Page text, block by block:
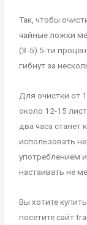
Так, чтобы
чайные ложки
(3-5) 5-ти
гибнут за
Для очистки от
около 12-15
два часа
использовать
употреблением
настаивать не
Вы хотите
посетите сайт